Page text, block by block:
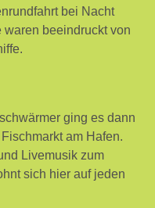
bei Nacht
beeindruckt von
ging es dann
am Hafen.
Livemusik zum
sich hier auf jeden